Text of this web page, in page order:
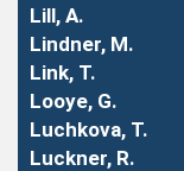
Lill, A.
Lindner, M.
Link, T.
Looye, G.
Luchkova, T.
Luckner, R.